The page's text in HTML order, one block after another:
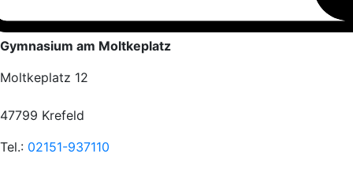
Gymnasium am Moltkeplatz
Moltkeplatz 12
47799 Krefeld
Tel.: 02151-937110